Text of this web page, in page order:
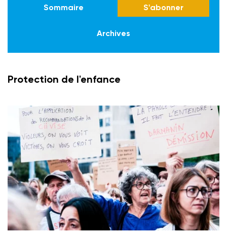
Sommaire S'abonner
Archives
Protection de l'enfance